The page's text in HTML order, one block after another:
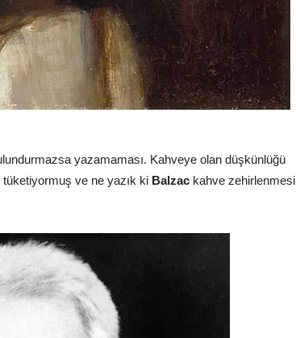
yazamaması. Kahveye olan düşkünlüğü
tüketiyormuş ve ne yazık ki Balzac kahve zehirlenmesi